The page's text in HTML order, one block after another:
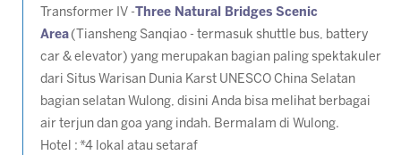
Transformer IV - Three Natural Bridges Scenic
Area (Tiansheng Sanqiao - termasuk shuttle bus, battery
car & elevator) yang merupakan bagian paling spektakuler
dari Situs Warisan Dunia Karst UNESCO China Selatan
bagian selatan Wulong, disini Anda bisa melihat berbagai
air terjun dan goa yang indah. Bermalam di Wulong.
Hotel : *4 lokal atau setaraf